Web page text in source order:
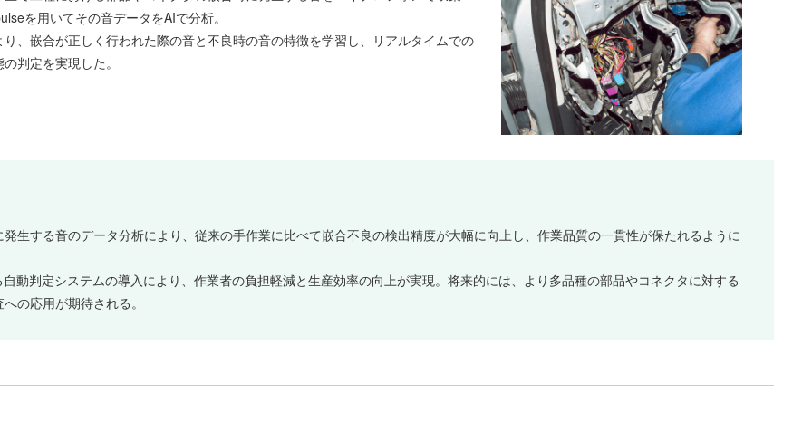
を用いてその音データをAIで分析。
り、嵌合が正しく行われた際の音と不良時の音の特徴を学習し、リアルタイムでの
判定を実現した。
発生する音のデータ分析により、従来の手作業に比べて嵌合不良の検出精度が大幅に向上し、作業品質の一貫性が保たれるように
自動判定システムの導入により、作業者の負担軽減と生産効率の向上が実現。将来的には、より多品種の部品やコネクタに対する
の応用が期待される。